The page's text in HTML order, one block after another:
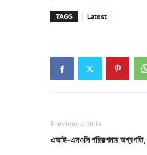
TAGS Latest
Previous article
এআই–এসওসি পরিকল্পনায় অগ্রগতি,